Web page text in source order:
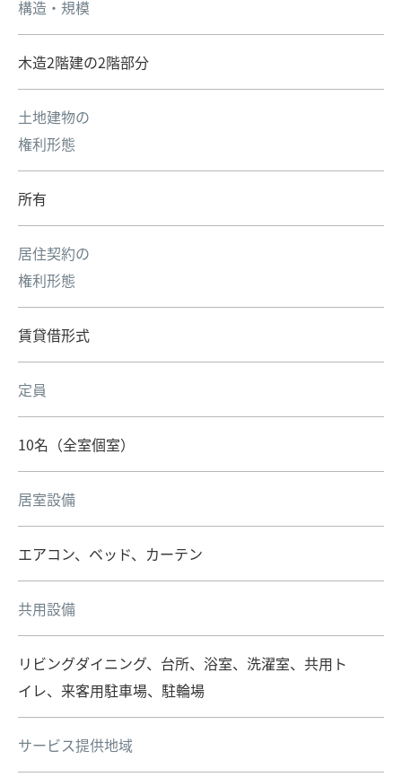
構造・規模
木造2階建の2階部分
土地建物の
権利形態
所有
居住契約の
権利形態
賃貸借形式
定員
10名（全室個室）
居室設備
エアコン、ベッド、カーテン
共用設備
リビングダイニング、台所、浴室、洗濯室、共用ト
イレ、来客用駐車場、駐輪場
サービス提供地域